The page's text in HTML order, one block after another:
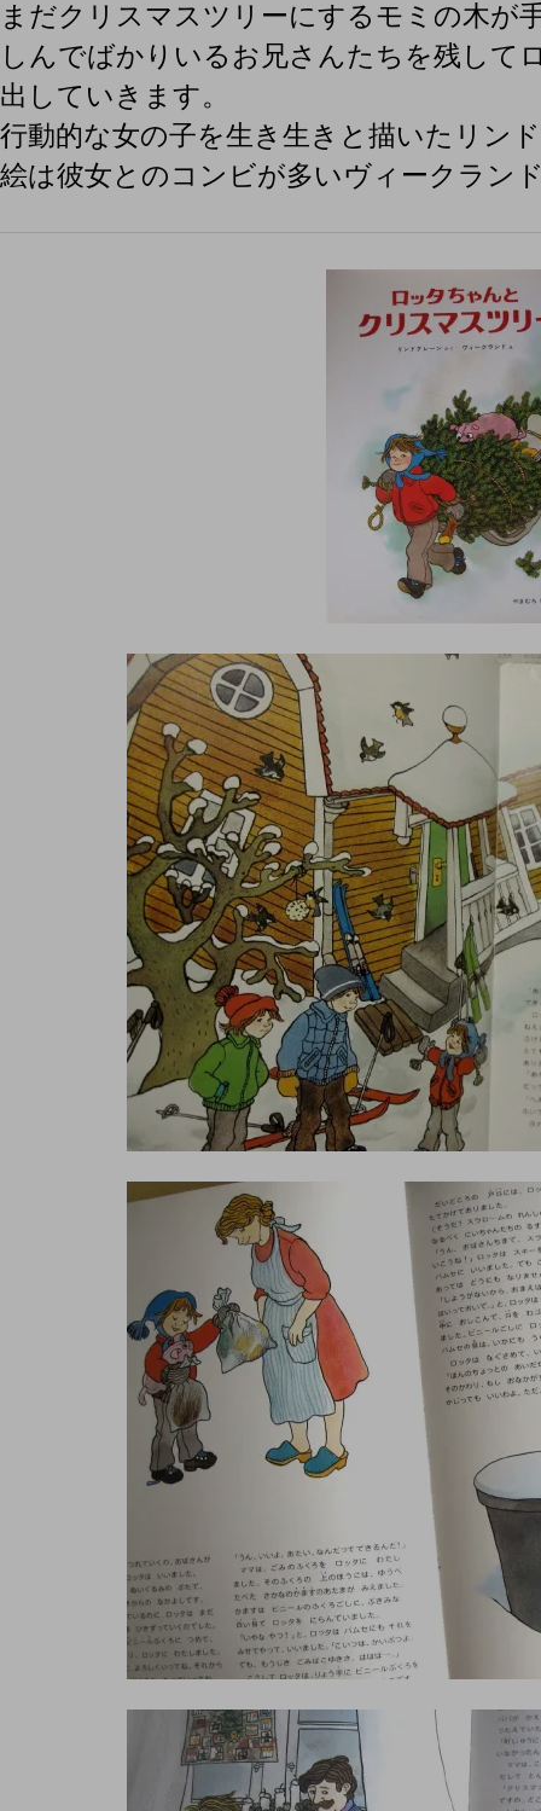
まだクリスマスツリーにするモミの木
しんでばかりいるお兄さんたちを残して
出していきます。
行動的な女の子を生き生きと描いたリン
絵は彼女とのコンビが多いヴィークラン